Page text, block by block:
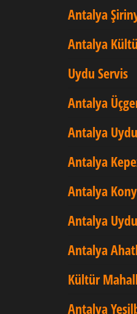
Antalya
Antalya
Uydu Servis
Antalya
Antalya
Antalya
Antalya
Antalya
Antalya
Kültür
Antalya